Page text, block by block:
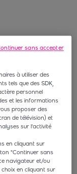
à utiliser des
tels que des SDK,
personnel
et les informations
proposer des
de télévision) et
sur l'activité
en cliquant sur
"Continuer sans
navigateur et/ou
en cliquant sur
sans accepter